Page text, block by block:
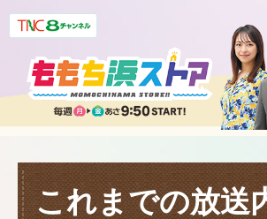
これまでの放送